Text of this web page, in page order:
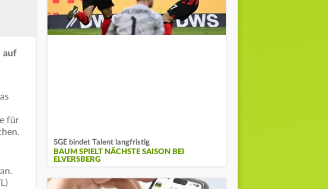
auf
für
SGE bindet Talent langfristig
BAUM SPIELT NÄCHSTE SAISON BEI
ELVERSBERG